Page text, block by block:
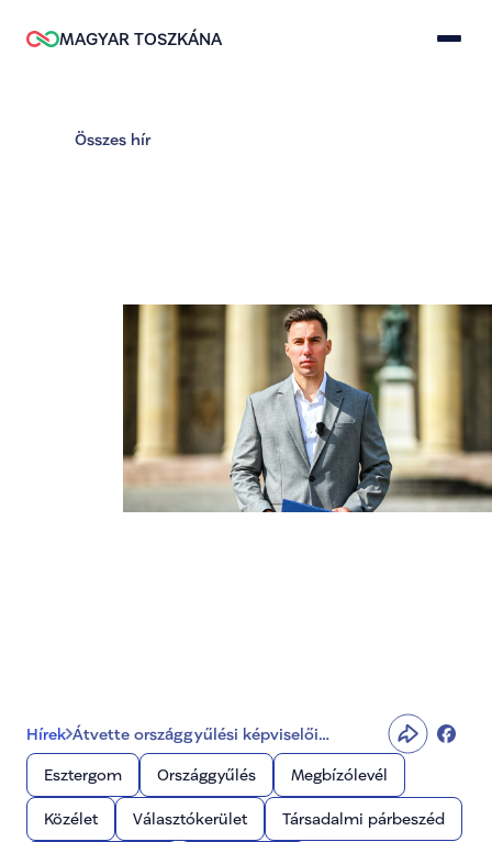
MAGYAR TOSZKÁNA
Összes hír
Hírek Átvette országgyűlési képviselői
megbízólevelét Radnai Márk
Esztergom
Országgyűlés Megbízólevél
Közélet Választókerület Társadalmi párbeszéd